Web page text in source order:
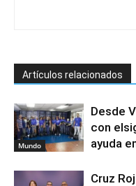
Artículos relacionados
Mundo
Desde
con
ayuda
Cruz